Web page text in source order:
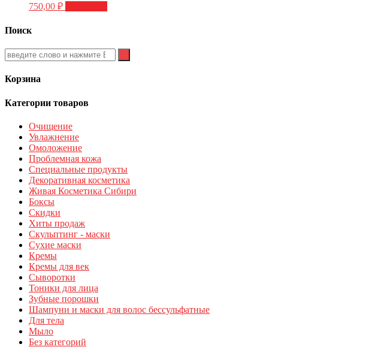
750,00 ₽
Поиск
Корзина
Категории товаров
Очищение
Увлажнение
Омоложение
Проблемная кожа
Специальные продукты
Декоративная косметика
Живая Косметика Сибири
Боксы
Скидки
Хиты продаж
Скульптинг - маски
Сухие маски
Кремы
Кремы для век
Сыворотки
Тоники для лица
Зубные порошки
Шампуни и маски для волос бессульфатные
Для тела
Мыло
Без категорий